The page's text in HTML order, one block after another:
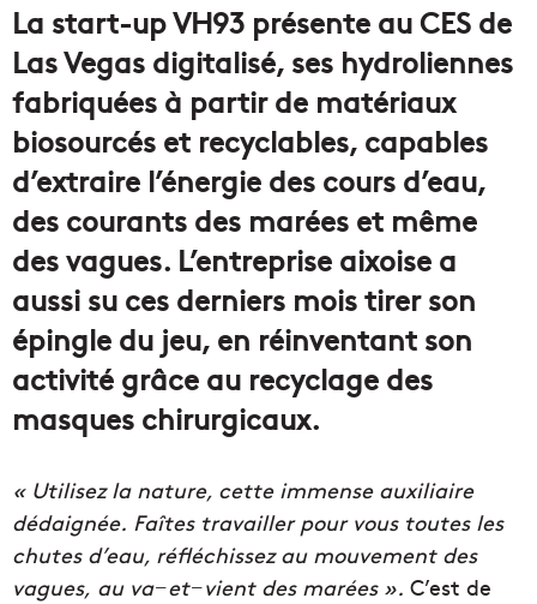
La start-up VH93 présente au CES de
Las Vegas digitalisé, ses hydroliennes
fabriquées à partir de matériaux
biosourcés et recyclables, capables
d’extraire l’énergie des cours d’eau,
des courants des marées et même
des vagues. L’entreprise aixoise a
aussi su ces derniers mois tirer son
épingle du jeu, en réinventant son
activité grâce au recyclage des
masques chirurgicaux.
« Utilisez la nature, cette immense auxiliaire
dédaignée. Faîtes travailler pour vous toutes les
chutes d’eau, réfléchissez au mouvement des
vagues, au va−et−vient des marées ». C’est de